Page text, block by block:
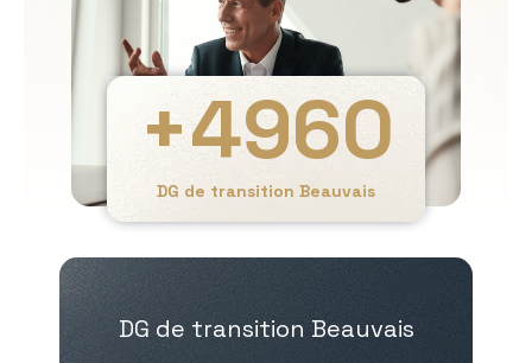
DG de transition Beauvais
+4960
DG de transition Beauvais